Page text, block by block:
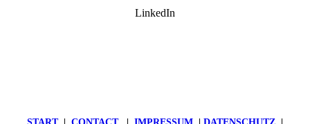
LinkedIn